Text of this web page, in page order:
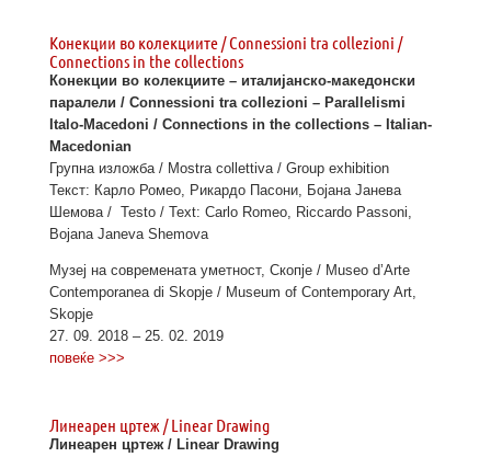
Конекции во колекциите / Connessioni tra collezioni /
Connections in the collections
Конекции во колекциите – италијанско-македонски
паралели / Connessioni tra collezioni – Parallelismi
Italo-Macedoni / Connections in the collections – Italian-
Macedonian
Групна изложба / Mostra collettiva / Group exhibition
Текст: Карло Ромео, Рикардо Пасони, Бојана Јанева
Шемова / Testo / Text: Carlo Romeo, Riccardo Passoni,
Bojana Janeva Shemova
Музеј на современата уметност, Скопје / Museo d’Arte
Contemporanea di Skopje / Museum of Contemporary Art,
Skopje
27. 09. 2018 – 25. 02. 2019
повеќе >>>
Линеарен цртеж / Linear Drawing
Линеарен цртеж / Linear Drawing